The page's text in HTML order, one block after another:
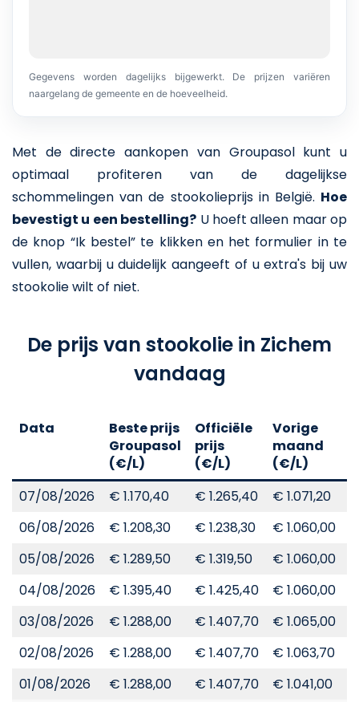
Gegevens worden dagelijks bijgewerkt. De prijzen variëren
naargelang de gemeente en de hoeveelheid.
Met de directe aankopen van Groupasol kunt u
optimaal profiteren van de dagelijkse
schommelingen van de stookolieprijs in België. Hoe
bevestigt u een bestelling? U hoeft alleen maar op
de knop “Ik bestel” te klikken en het formulier in te
vullen, waarbij u duidelijk aangeeft of u extra's bij uw
stookolie wilt of niet.
De prijs van stookolie in Zichem
vandaag
Data
Beste prijs
Groupasol
(€/L)
Officiële
prijs
(€/L)
Vorige
maand
(€/L)
07/08/2026
€ 1.170,40 € 1.265,40 € 1.071,20
06/08/2026
€ 1.208,30 € 1.238,30 € 1.060,00
05/08/2026
€ 1.289,50 € 1.319,50 € 1.060,00
04/08/2026
€ 1.395,40 € 1.425,40 € 1.060,00
03/08/2026
€ 1.288,00 € 1.407,70 € 1.065,00
02/08/2026
€ 1.288,00 € 1.407,70 € 1.063,70
01/08/2026
€ 1.288,00 € 1.407,70 € 1.041,00